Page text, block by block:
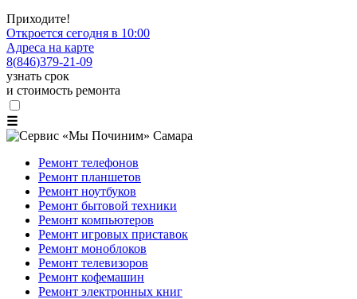
Приходите!
Откроется сегодня в 10:00
Адреса на карте
8(846)379-21-09
узнать срок
и стоимость ремонта
☰
Ремонт телефонов
Ремонт планшетов
Ремонт ноутбуков
Ремонт бытовой техники
Ремонт компьютеров
Ремонт игровых приставок
Ремонт моноблоков
Ремонт телевизоров
Ремонт кофемашин
Ремонт электронных книг